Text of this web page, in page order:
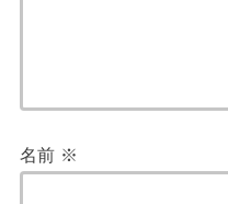
名前 ※